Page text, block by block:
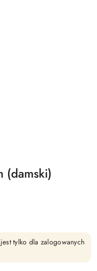
(damski)
tylko dla zalogowanych